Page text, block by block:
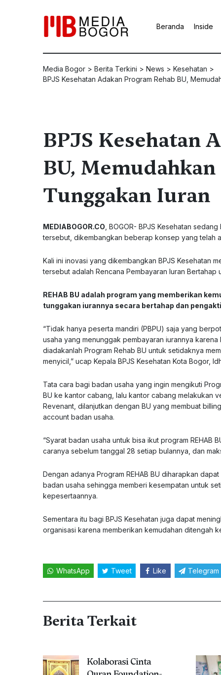
Beranda Inside
Media Bogor > Berita Terkini > News > Kesehatan >
BPJS Kesehatan Adakan Program Rehab BU,
BPJS Kesehatan
BU,
Tunggakan Iuran
MEDIABOGOR.CO , BOGOR- BPJS Kesehatan
tersebut, dikembangkan beberap konsep yang telah
Kali ini inovasi yang dikembangkan BPJS Kesehatan
tersebut adalah Rencana Pembayaran Iuran Bertahap
REHAB BU adalah program yang memberikan
tunggakan iurannya secara bertahap dan
“Tidak hanya peserta mandiri (PBPU) saja yang
usaha yang menunggak pembayaran iurannya
diadakanlah Program Rehab BU untuk setidaknya
menyicil,” ucap Kepala BPJS Kesehatan Kota Bogor,
Tata cara bagi badan usaha yang ingin mengikuti
BU ke kantor cabang, lalu kantor cabang melakukan
Revenant, dilanjutkan dengan BU yang membuat
account badan usaha.
“Syarat badan usaha untuk bisa ikut program REHAB
caranya sebelum tanggal 28 setiap bulannya, dan
Dengan adanya Program REHAB BU diharapkan
badan usaha sehingga memberi kesempatan untuk
kepesertaannya.
Sementara itu bagi BPJS Kesehatan juga dapat
organisasi karena memberikan kemudahan ditengah
WhatsApp Tweet Like Telegram
Berita Terkait
Kolaborasi Cinta